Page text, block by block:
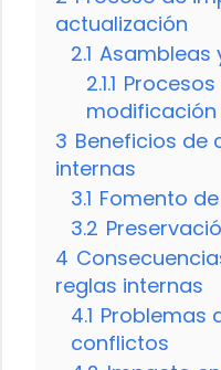
actualización
2.1 Asambleas
2.1.1
modificación
3 Beneficios de
internas
3.1 Fomento
3.2
4
reglas internas
4.1 Problemas
conflictos